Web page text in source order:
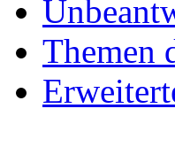
Themen